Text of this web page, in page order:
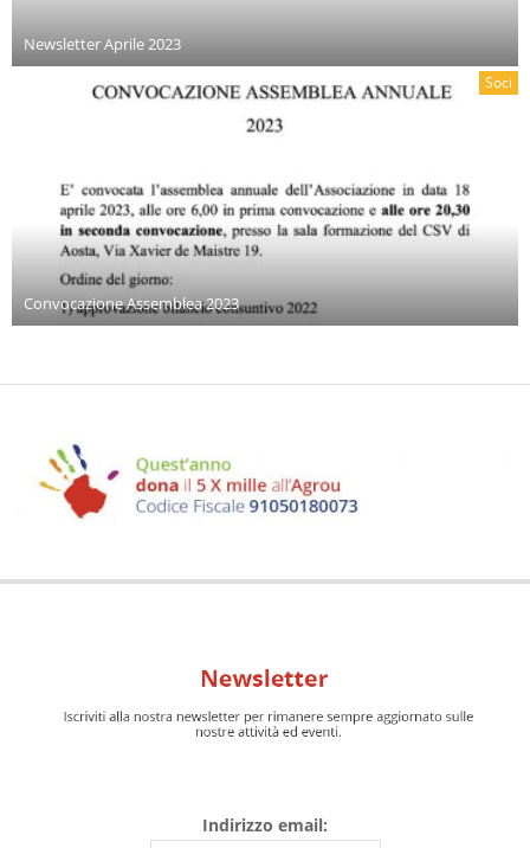
Newsletter Aprile 2023
Soci
Convocazione Assemblea 2023
Indirizzo email: